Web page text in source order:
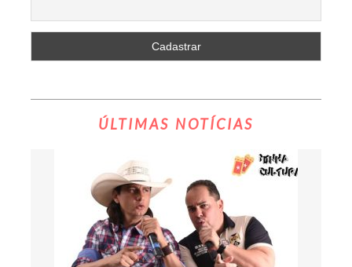
ÚLTIMAS NOTÍCIAS